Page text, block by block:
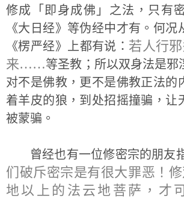
修成「即身成佛」之法，只有
《大日经》等伪经中才有。何况
《楞严经》上都有说： 若人行
来……等圣教；所以双身法是邪
对不是佛教，更不是佛教正法的
着羊皮的狼，到处招摇撞骗，让
被蒙骗。
曾经也有一位修密宗的朋友
们破斥密宗是有很大罪恶！
地以上的法云地菩萨，才